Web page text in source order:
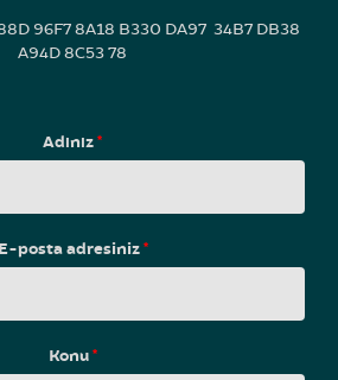
96F7 8A18 B330 DA97 34B7 DB38
A94D 8C53 78
Adınız*
E-posta adresiniz*
Konu*